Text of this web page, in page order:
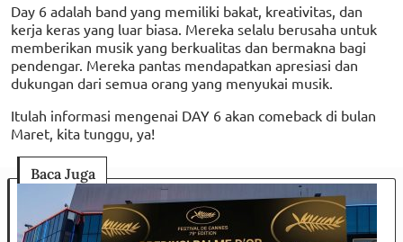
Day 6 adalah band yang memiliki bakat, kreativitas, dan
kerja keras yang luar biasa. Mereka selalu berusaha untuk
memberikan musik yang berkualitas dan bermakna bagi
pendengar. Mereka pantas mendapatkan apresiasi dan
dukungan dari semua orang yang menyukai musik.
Itulah informasi mengenai DAY 6 akan comeback di bulan
Maret, kita tunggu, ya!
Baca Juga